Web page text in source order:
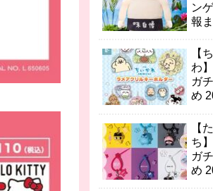
ン
報
最
島
島
ぬ
な
【
わ
ガ
め
ち
ー
ー
ュ
【
ち
ガ
め